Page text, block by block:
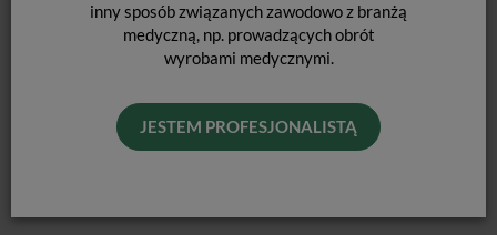
inny sposób związanych zawodowo z branżą
medyczną, np. prowadzących obrót
wyrobami medycznymi.
JESTEM PROFESJONALISTĄ